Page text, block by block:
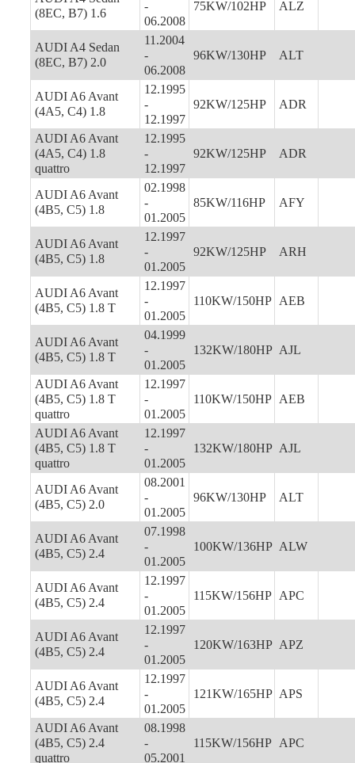
(8EC, B7) 1.6
-
06.2008
75KW/102HP ALZ
AUDI A4 Sedan
(8EC, B7) 2.0
11.2004
-
06.2008
96KW/130HP ALT
AUDI A6 Avant
(4A5, C4) 1.8
12.1995
-
12.1997
92KW/125HP ADR
AUDI A6 Avant
(4A5, C4) 1.8
quattro
12.1995
-
12.1997
92KW/125HP ADR
AUDI A6 Avant
(4B5, C5) 1.8
02.1998
-
01.2005
85KW/116HP AFY
AUDI A6 Avant
(4B5, C5) 1.8
12.1997
-
01.2005
92KW/125HP ARH
AUDI A6 Avant
(4B5, C5) 1.8 T
12.1997
-
01.2005
110KW/150HP AEB
AUDI A6 Avant
(4B5, C5) 1.8 T
04.1999
-
01.2005
132KW/180HP AJL
AUDI A6 Avant
(4B5, C5) 1.8 T
quattro
12.1997
-
01.2005
110KW/150HP AEB
AUDI A6 Avant
(4B5, C5) 1.8 T
quattro
12.1997
-
01.2005
132KW/180HP AJL
AUDI A6 Avant
(4B5, C5) 2.0
08.2001
-
01.2005
96KW/130HP ALT
AUDI A6 Avant
(4B5, C5) 2.4
07.1998
-
01.2005
100KW/136HP ALW
AUDI A6 Avant
(4B5, C5) 2.4
12.1997
-
01.2005
115KW/156HP APC
AUDI A6 Avant
(4B5, C5) 2.4
12.1997
-
01.2005
120KW/163HP APZ
AUDI A6 Avant
(4B5, C5) 2.4
12.1997
-
01.2005
121KW/165HP APS
AUDI A6 Avant
(4B5, C5) 2.4
quattro
08.1998
-
05.2001
115KW/156HP APC